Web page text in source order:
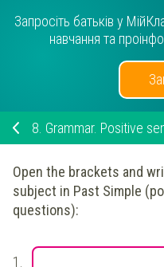
Запросіть батьків у
навчання та
8. Grammar. Positive
Open the brackets and
subject in Past Simple
questions):
1.